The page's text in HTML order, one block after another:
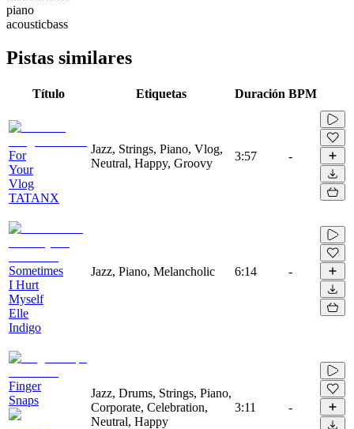
piano
acousticbass
Pistas similares
Título Etiquetas Duración BPM
For
Your
Vlog
TATANX
Jazz, Strings, Piano, Vlog,
Neutral, Happy, Groovy
3:57 -
Sometimes
I Hurt
Myself
Elle
Indigo
Jazz, Piano, Melancholic 6:14 -
Finger
Snaps
Jazz, Drums, Strings, Piano,
Corporate, Celebration,
Neutral, Happy
3:11 -